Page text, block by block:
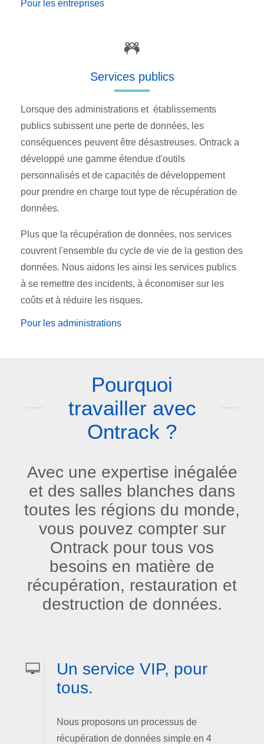
Pour les entreprises
Services publics
Lorsque des administrations et établissements
publics subissent une perte de données, les
conséquences peuvent être désastreuses. Ontrack a
développé une gamme étendue d'outils
personnalisés et de capacités de développement
pour prendre en charge tout type de récupération de
données.
Plus que la récupération de données, nos services
couvrent l'ensemble du cycle de vie de la gestion des
données. Nous aidons les ainsi les services publics
à se remettre des incidents, à économiser sur les
coûts et à réduire les risques.
Pour les administrations
Pourquoi
travailler avec
Ontrack ?
Avec une expertise inégalée
et des salles blanches dans
toutes les régions du monde,
vous pouvez compter sur
Ontrack pour tous vos
besoins en matière de
récupération, restauration et
destruction de données.
Un service VIP, pour
tous.
Nous proposons un processus de
récupération de données simple en 4